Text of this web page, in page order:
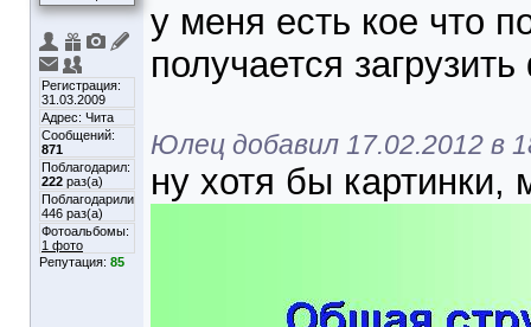
Регистрация:
31.03.2009
Адрес: Чита
Сообщений:
871
Поблагодарил:
222 раз(а)
Поблагодарили
446 раз(а)
Фотоальбомы:
1 фото
Репутация: 85
у меня есть кое что
получается
Юлец добавил 17.02.2012 в
ну хотя бы картинки,